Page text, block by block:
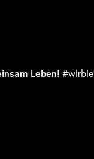
Leben!